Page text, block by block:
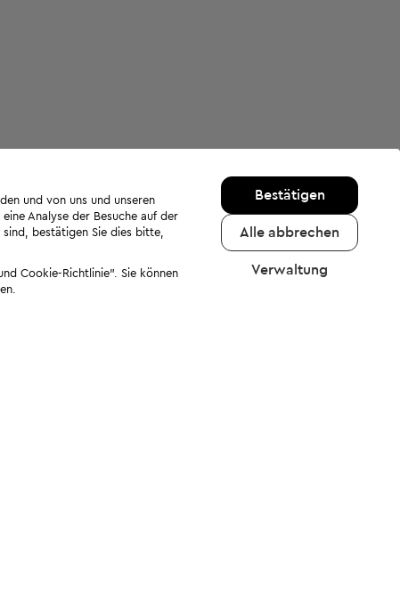
und von uns und unseren
Analyse der Besuche auf der
bestätigen Sie dies bitte,
Cookie-Richtlinie". Sie können
Bestätigen
Alle abbrechen
Verwaltung